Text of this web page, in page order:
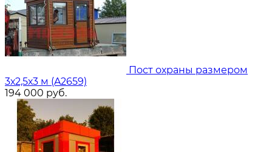
Пост охраны размером
3х2,5х3 м (A2659)
194 000 руб.